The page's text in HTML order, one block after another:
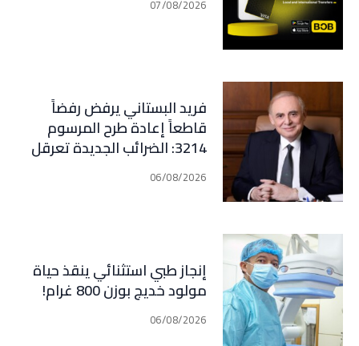
07/08/2026
فريد البستاني يرفض رفضاً
قاطعاً إعادة طرح المرسوم
3214: الضرائب الجديدة تعرقل
التعافي الاقتصادي وتناقض
مبدأ الشراكة
06/08/2026
إنجاز طبي استثنائي ينقذ حياة
مولود خديج بوزن 800 غرام!
06/08/2026